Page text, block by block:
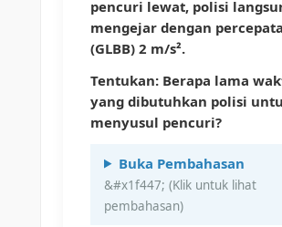
pencuri lewat, polisi
mengejar dengan
(GLBB) 2 m/s².
Tentukan: Berapa lama
yang dibutuhkan polisi
menyusul pencuri?
Buka Pembahasan